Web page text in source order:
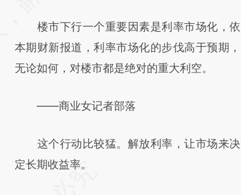
楼市下行一个重要因素是利率市场化，依
本期财新报道，利率市场化的步伐高于预期，
无论如何，对楼市都是绝对的重大利空。
——商业女记者部落
这个行动比较猛。解放利率，让市场来决
定长期收益率。